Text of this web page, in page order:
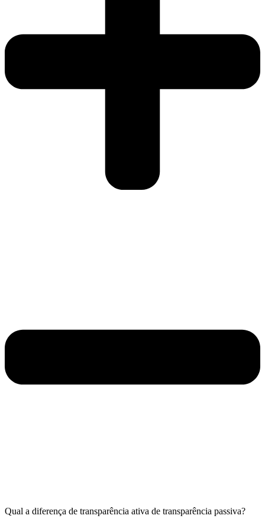
Qual a diferença de transparência ativa de transparência passiva?